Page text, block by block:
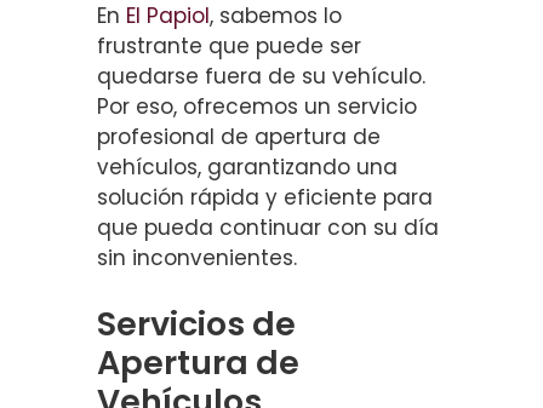
En El Papiol, sabemos lo
frustrante que puede ser
quedarse fuera de su vehículo.
Por eso, ofrecemos un servicio
profesional de apertura de
vehículos, garantizando una
solución rápida y eficiente para
que pueda continuar con su día
sin inconvenientes.
Servicios de
Apertura de